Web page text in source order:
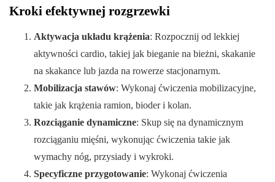
Kroki efektywnej rozgrzewki
Aktywacja układu krążenia: Rozpocznij od lekkiej
aktywności cardio, takiej jak bieganie na bieżni, skakanie
na skakance lub jazda na rowerze stacjonarnym.
Mobilizacja stawów: Wykonaj ćwiczenia mobilizacyjne,
takie jak krążenia ramion, bioder i kolan.
Rozciąganie dynamiczne: Skup się na dynamicznym
rozciąganiu mięśni, wykonując ćwiczenia takie jak
wymachy nóg, przysiady i wykroki.
Specyficzne przygotowanie: Wykonaj ćwiczenia